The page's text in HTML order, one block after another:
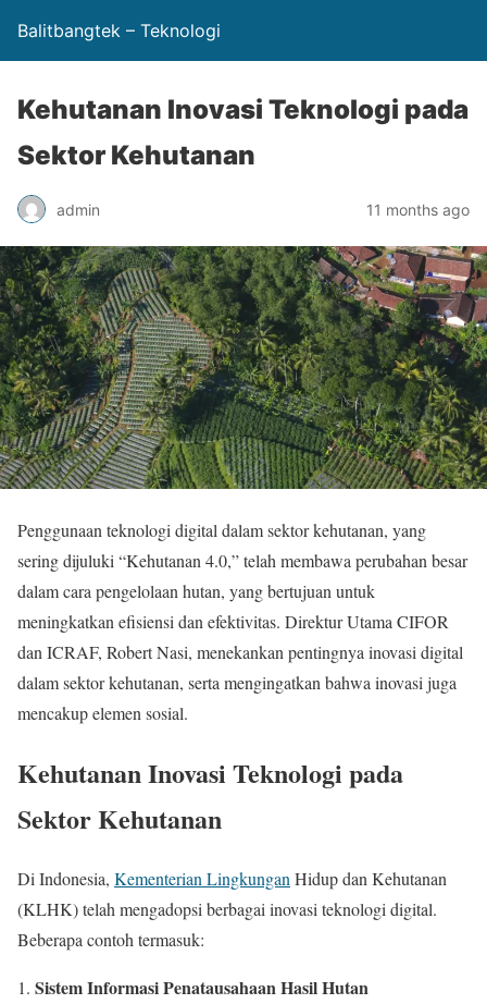
Balitbangtek – Teknologi
Kehutanan Inovasi Teknologi pada
Sektor Kehutanan
admin 11 months ago
Penggunaan teknologi digital dalam sektor kehutanan, yang
sering dijuluki “Kehutanan 4.0,” telah membawa perubahan besar
dalam cara pengelolaan hutan, yang bertujuan untuk
meningkatkan efisiensi dan efektivitas. Direktur Utama CIFOR
dan ICRAF, Robert Nasi, menekankan pentingnya inovasi digital
dalam sektor kehutanan, serta mengingatkan bahwa inovasi juga
mencakup elemen sosial.
Kehutanan Inovasi Teknologi pada
Sektor Kehutanan
Di Indonesia, Kementerian LingkunganHidup dan Kehutanan
(KLHK) telah mengadopsi berbagai inovasi teknologi digital.
Beberapa contoh termasuk:
Sistem Informasi Penatausahaan Hasil Hutan